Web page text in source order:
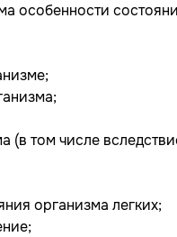
особенности
(в том числе
организма легких;